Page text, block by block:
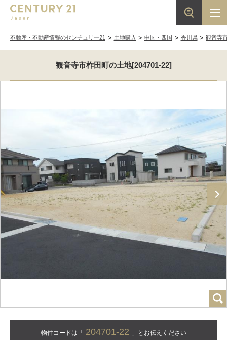
不動産・不動産情報のセンチュリー21 土地購入 中国・四国 香川県 観音寺
観音寺市柞田町の土地[204701-22]
物件コードは「 204701-22 」とお伝えください